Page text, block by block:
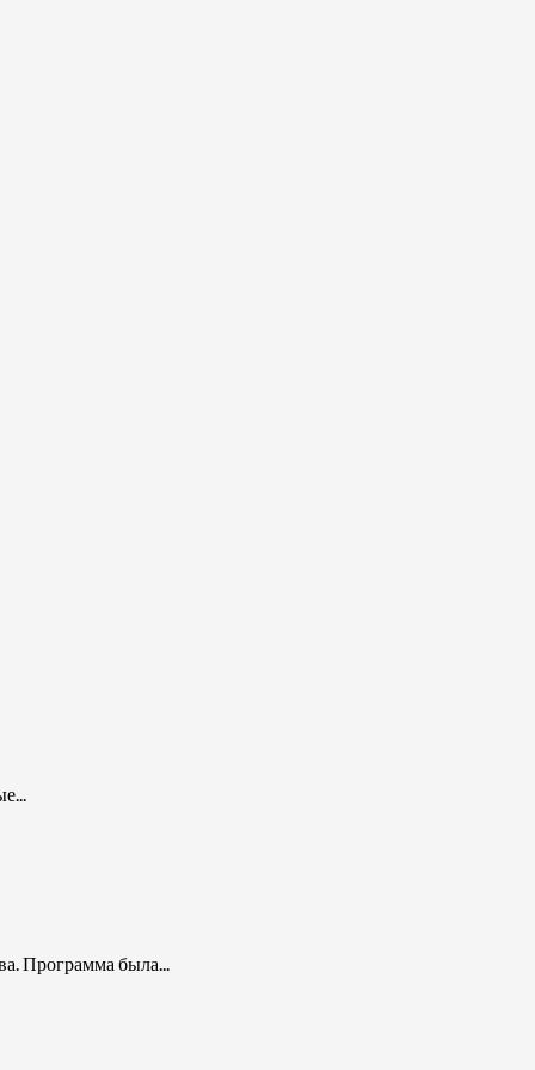
Программа была...